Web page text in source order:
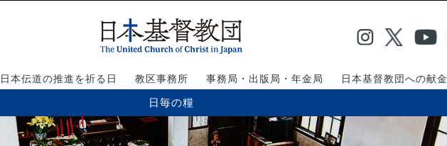
日本伝道の推進を祈る日 教区事務所 事務局・出版局・年金局 日本基督教団への献金
日毎の糧